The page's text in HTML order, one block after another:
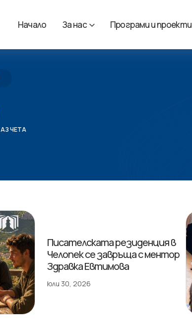
Начало За нас Програми и проекти
АЗ ЧЕТА
Писателската резиденция в
Челопек се завръща с ментор
Здравка Евтимова
юли 30, 2026